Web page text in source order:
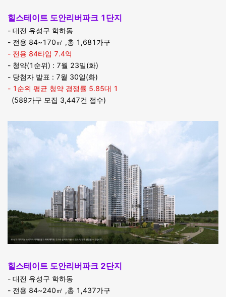
힐스테이트 도안리버파크 1단지
- 대전 유성구 학하동
- 전용 84~170㎡ ,총 1,681가구
- 전용 84타입 7.4억
- 청약(1순위) : 7월 23일(화)
- 당첨자 발표 : 7월 30일(화)
- 1순위 평균 청약 경쟁률 5.85대 1
(589가구 모집 3,447건 접수)
힐스테이트 도안리버파크 2단지
- 대전 유성구 학하동
- 전용 84~240㎡ ,총 1,437가구